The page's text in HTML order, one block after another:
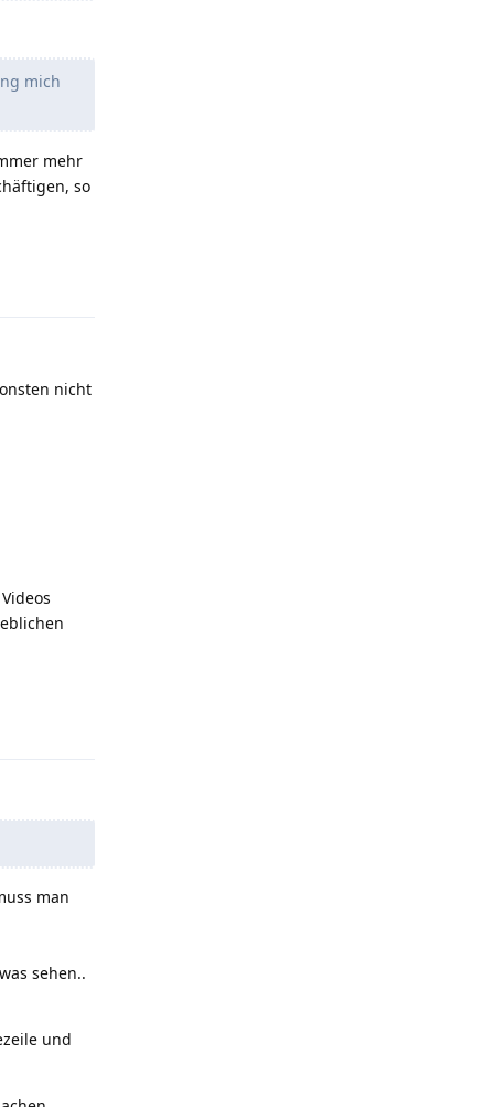
mich
mehr
so
nicht
man
sehen..
und